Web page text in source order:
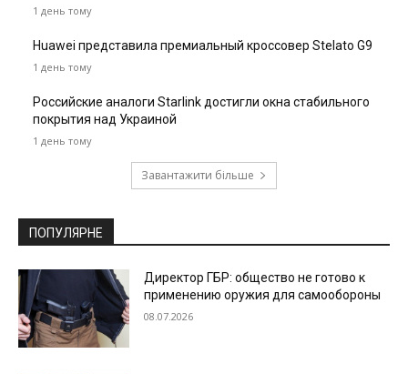
1 день тому
Huawei представила премиальный кроссовер Stelato G9
1 день тому
Российские аналоги Starlink достигли окна стабильного
покрытия над Украиной
1 день тому
Завантажити більше
ПОПУЛЯРНЕ
Директор ГБР: общество не готово к
применению оружия для самообороны
08.07.2026